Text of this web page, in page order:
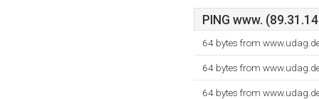
PING www.
64 bytes from
64 bytes from
64 bytes from